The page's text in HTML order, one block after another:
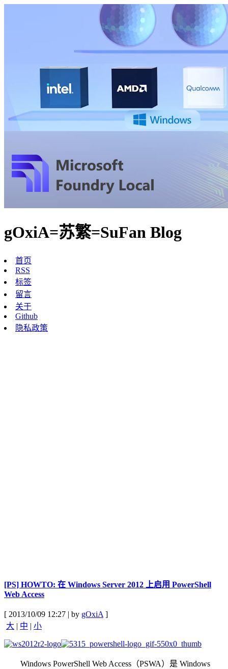
gOxiA=苏繁=SuFan Blog
首页
RSS
标签
留言
关于
Github
隐私政策
[PS] HOWTO: 在 Windows Server 2012 上启用 PowerShell
Web Access
[ 2013/10/09 12:27 | by gOxiA]
大 | 中 | 小
Windows PowerShell Web Access（PSWA）是 Windows